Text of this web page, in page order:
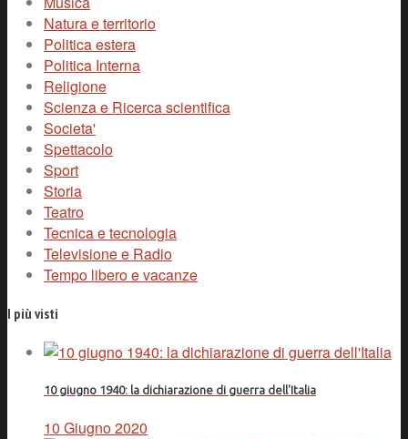
Natura e territorio
Politica estera
Politica Interna
Religione
Scienza e Ricerca scientifica
Societa'
Spettacolo
Sport
Storia
Teatro
Tecnica e tecnologia
Televisione e Radio
Tempo libero e vacanze
I più visti
10 giugno 1940: la dichiarazione di guerra dell'Italia
10 Giugno 2020